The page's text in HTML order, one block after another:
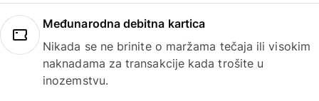
Međunarodna debitna kartica
Nikada se ne brinite o maržama tečaja ili visokim
naknadama za transakcije kada trošite u
inozemstvu.